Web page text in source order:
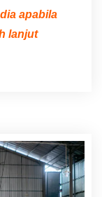
apabila
lanjut